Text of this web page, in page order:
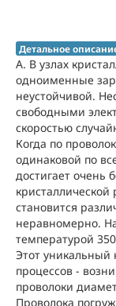
Детальное
А. В узлах
одноименные
неустойчивой.
свободными
скоростью
Когда по
одинаковой по
достигает очень
становится
неравномерно.
температурой
Этот уникальный
процессов -
проволоки
Проволока